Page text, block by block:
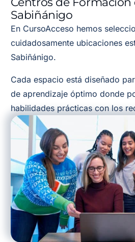
Sabiñánigo
En CursoAcceso hemos
cuidadosamente ubicaciones
Sabiñánigo.
Cada espacio está diseñado
de aprendizaje óptimo donde
habilidades prácticas con los